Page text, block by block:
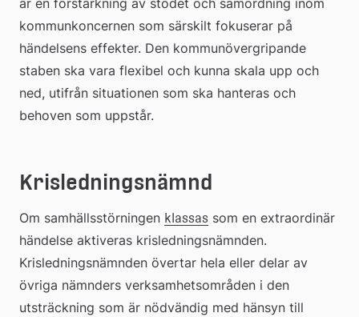
är en förstärkning av stödet och samordning inom
kommunkoncernen som särskilt fokuserar på
händelsens effekter. Den kommunövergripande
staben ska vara flexibel och kunna skala upp och
ned, utifrån situationen som ska hanteras och
behoven som uppstår.
Krisledningsnämnd
Om samhällsstörningen klassas (pdf, 984.7 kb.)
Länk
till
ett
som en extraordinär
händelse aktiveras krisledningsnämnden.
Krisledningsnämnden övertar hela eller delar av
övriga nämnders verksamhetsområden i den